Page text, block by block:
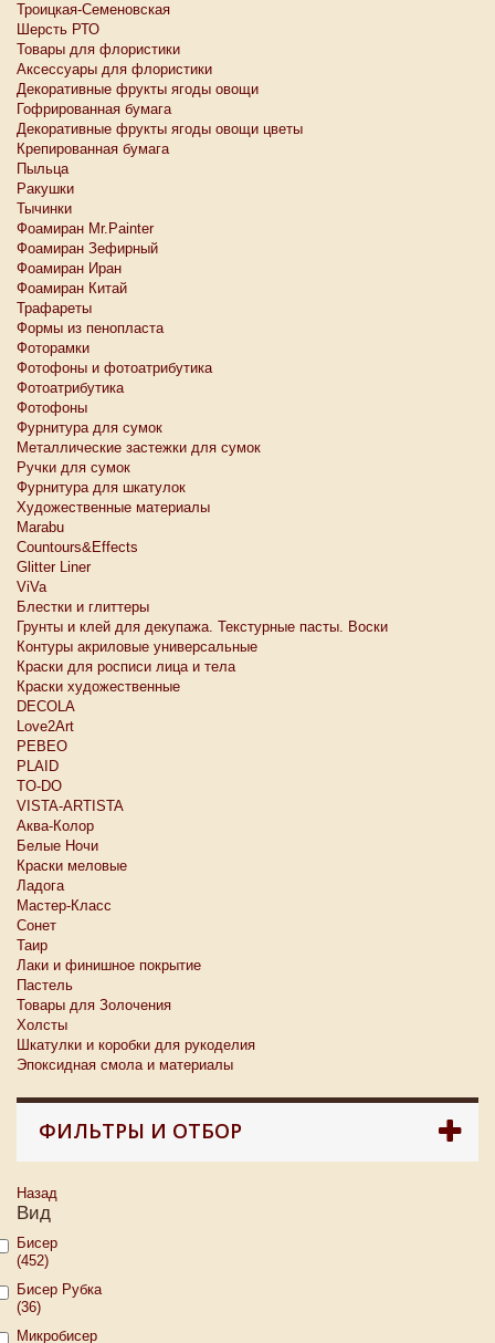
Троицкая-Семеновская
Шерсть РТО
Товары для флористики
Аксессуары для флористики
Декоративные фрукты ягоды овощи
Гофрированная бумага
Декоративные фрукты ягоды овощи цветы
Крепированная бумага
Пыльца
Ракушки
Тычинки
Фоамиран Mr.Painter
Фоамиран Зефирный
Фоамиран Иран
Фоамиран Китай
Трафареты
Формы из пенопласта
Фоторамки
Фотофоны и фотоатрибутика
Фотоатрибутика
Фотофоны
Фурнитура для сумок
Металлические застежки для сумок
Ручки для сумок
Фурнитура для шкатулок
Художественные материалы
Marabu
Countours&Effects
Glitter Liner
ViVa
Блестки и глиттеры
Грунты и клей для декупажа. Текстурные пасты. Воски
Контуры акриловые универсальные
Краски для росписи лица и тела
Краски художественные
DECOLA
Love2Art
PEBEO
PLAID
TO-DO
VISTA-ARTISTA
Аква-Колор
Белые Ночи
Краски меловые
Ладога
Мастер-Класс
Сонет
Таир
Лаки и финишное покрытие
Пастель
Товары для Золочения
Холсты
Шкатулки и коробки для рукоделия
Эпоксидная смола и материалы
ФИЛЬТРЫ И ОТБОР
Назад
Вид
Бисер
(452)
Бисер Рубка
(36)
Микробисер